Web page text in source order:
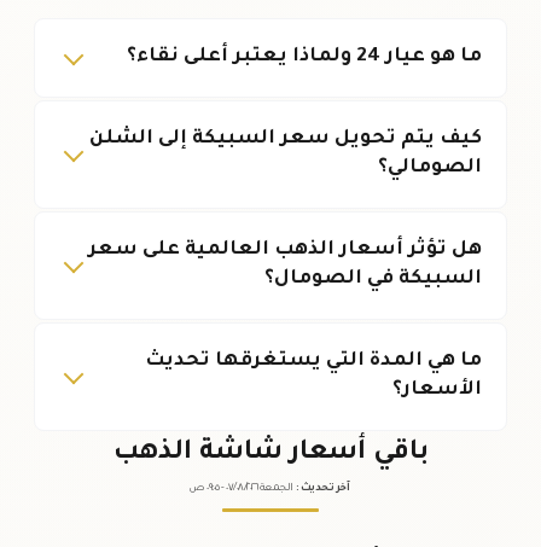
ما هو عيار 24 ولماذا يعتبر أعلى نقاء؟
كيف يتم تحويل سعر السبيكة إلى الشلن
الصومالي؟
هل تؤثر أسعار الذهب العالمية على سعر
السبيكة في الصومال؟
ما هي المدة التي يستغرقها تحديث
الأسعار؟
باقي أسعار شاشة الذهب
آخر تحديث : الجمعة ٠٧ /٠٨/٢٠٢٦ - ٠٩:٠٥ ص